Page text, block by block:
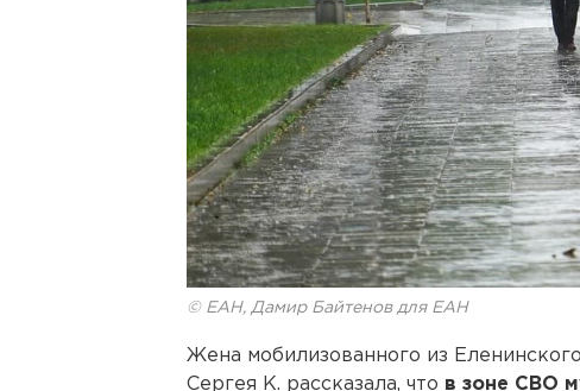
© ЕАН, Дамир Байтенов для ЕАН
Жена мобилизованного из
Сергея К. рассказала, что в зоне СВО